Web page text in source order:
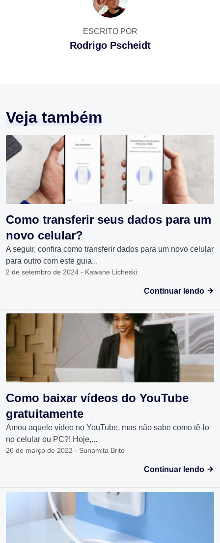
ESCRITO POR
Rodrigo Pscheidt
Veja também
Como transferir seus dados para um
novo celular?
A seguir, confira como transferir dados para um novo celular
para outro com este guia...
2 de setembro de 2024 - Kawane Licheski
Continuar lendo
Como baixar vídeos do YouTube
gratuitamente
Amou aquele vídeo no YouTube, mas não sabe como tê-lo
no celular ou PC?! Hoje,...
26 de março de 2022 - Sunamita Brito
Continuar lendo